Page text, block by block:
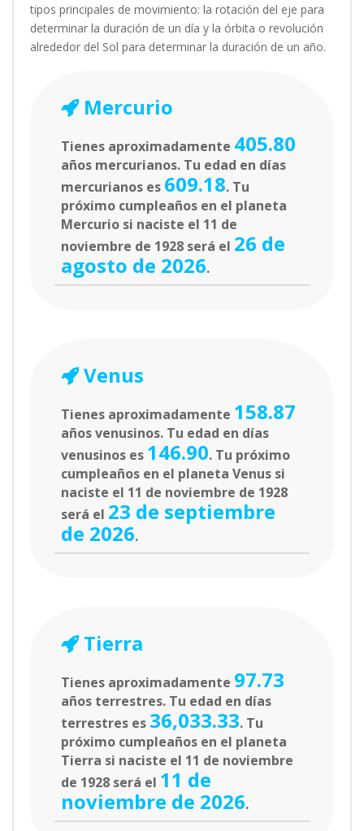
tipos principales de movimiento: la rotación del eje para
determinar la duración de un día y la órbita o revolución
alrededor del Sol para determinar la duración de un año.
Mercurio
Tienes aproximadamente 405.80
años mercurianos. Tu edad en días
mercurianos es 609.18. Tu
próximo cumpleaños en el planeta
Mercurio si naciste el 11 de
noviembre de 1928 será el 26 de
agosto de 2026.
Venus
Tienes aproximadamente 158.87
años venusinos. Tu edad en días
venusinos es 146.90. Tu próximo
cumpleaños en el planeta Venus si
naciste el 11 de noviembre de 1928
será el 23 de septiembre
de 2026.
Tierra
Tienes aproximadamente 97.73
años terrestres. Tu edad en días
terrestres es 36,033.33. Tu
próximo cumpleaños en el planeta
Tierra si naciste el 11 de noviembre
de 1928 será el 11 de
noviembre de 2026.